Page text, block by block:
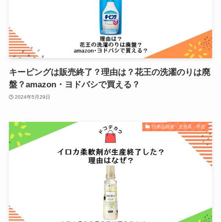
キーピングは販売終了？理由は？花王の洗濯のりは廃
盤？amazon・ヨドバシで買える？
2024年5月29日
日用品雑貨・文房具・手芸